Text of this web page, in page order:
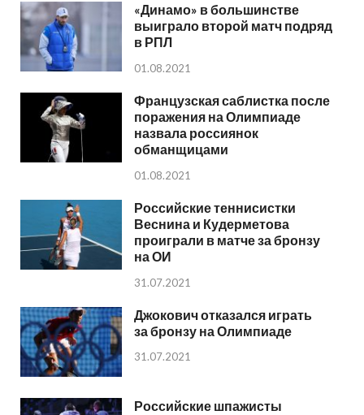
«Динамо» в большинстве
выиграло второй матч подряд
в РПЛ
01.08.2021
Французская саблистка после
поражения на Олимпиаде
назвала россиянок
обманщицами
01.08.2021
Российские теннисистки
Веснина и Кудерметова
проиграли в матче за бронзу
на ОИ
31.07.2021
Джокович отказался играть
за бронзу на Олимпиаде
31.07.2021
Российские шпажисты